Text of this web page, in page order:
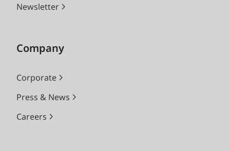
Newsletter
Company
Corporate
Press & News
Careers